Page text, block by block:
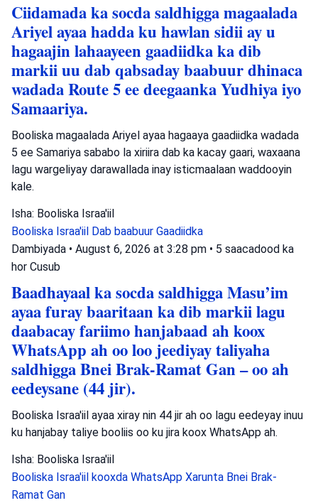
Ciidamada ka socda saldhigga magaalada
Ariyel ayaa hadda ku hawlan sidii ay u
hagaajin lahaayeen gaadiidka ka dib
markii uu dab qabsaday baabuur dhinaca
wadada Route 5 ee deegaanka Yudhiya iyo
Samaariya.
Booliska magaalada Ariyel ayaa hagaaya gaadiidka wadada
5 ee Samariya sababo la xiriira dab ka kacay gaari, waxaana
lagu wargeliyay darawallada inay isticmaalaan waddooyin
kale.
Isha: Booliska Israa'iil
Booliska Israa'iil Dab baabuur Gaadiidka
Dambiyada • August 6, 2026 at 3:28 pm • 5 saacadood ka
hor Cusub
Baadhayaal ka socda saldhigga Masu’im
ayaa furay baaritaan ka dib markii lagu
daabacay fariimo hanjabaad ah koox
WhatsApp ah oo loo jeediyay taliyaha
saldhigga Bnei Brak-Ramat Gan – oo ah
eedeysane (44 jir).
Booliska Israa'iil ayaa xiray nin 44 jir ah oo lagu eedeyay inuu
ku hanjabay taliye booliis oo ku jira koox WhatsApp ah.
Isha: Booliska Israa'iil
Booliska Israa'iil kooxda WhatsApp Xarunta Bnei Brak-
Ramat Gan